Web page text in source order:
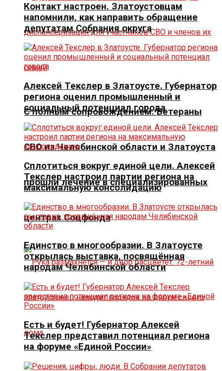
С полным сопровождением. Ветераны
СВО из Челябинской области и Златоуста
прошли лечение в специализированных
центрах Соцфонда
Контакт настроен. Златоустовцам
напомнили, как направить обращение
депутатам Собрания округа
Алексей Текслер в Златоусте. Губернатор
региона оценил промышленный и
социальный потенциал города
Сплотиться вокруг единой цели. Алексей
Текслер настроил партии региона на
максимальную консолидацию
Единство в многообразии. В Златоусте
открылась выставка, посвящённая
народам Челябинской области
Есть и будет! Губернатор Алексей
Текслер представил потенциал региона
на форуме «Единой России»